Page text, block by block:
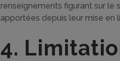
renseignements figurant sur le
apportées depuis leur mise en
4.